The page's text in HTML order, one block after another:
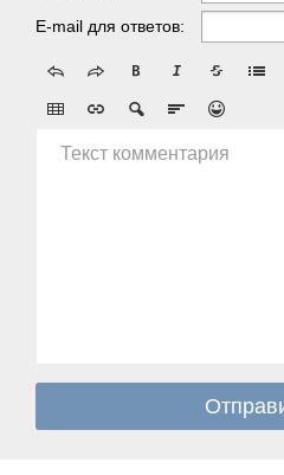
E-mail для ответов:
Текст комментария